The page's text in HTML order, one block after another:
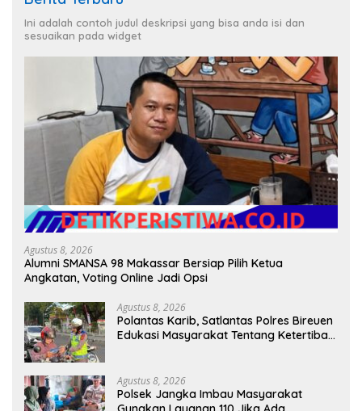
Ini adalah contoh judul deskripsi yang bisa anda isi dan
sesuaikan pada widget
Agustus 8, 2026
Alumni SMANSA 98 Makassar Bersiap Pilih Ketua
Angkatan, Voting Online Jadi Opsi
Agustus 8, 2026
Polantas Karib, Satlantas Polres Bireuen
Edukasi Masyarakat Tentang Ketertiban
Agustus 8, 2026
Polsek Jangka Imbau Masyarakat